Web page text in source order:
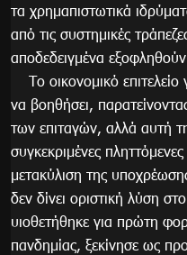
τα χρημαπιστωτικά
από τις συστημικές
αποδεδειγμένα
Το οικονομικό
να βοηθήσει,
των επιταγών, αλλά αυτή
συγκεκριμένες
μετακύλιση της
δεν δίνει οριστική λύση
υιοθετήθηκε για πρώτη
πανδημίας, ξεκίνησε ως